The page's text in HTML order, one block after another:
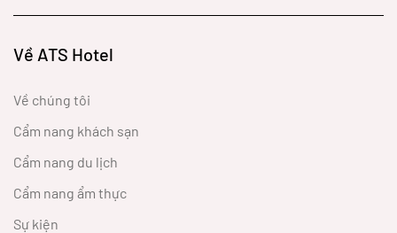
Về ATS Hotel
Về chúng tôi
Cẩm nang khách sạn
Cẩm nang du lịch
Cẩm nang ẩm thực
Sự kiện